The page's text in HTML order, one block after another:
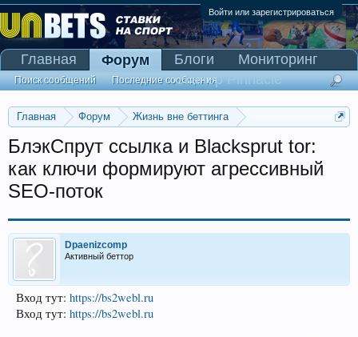
Войти или зарегистрироваться
Главная Форум
Жизнь вне беттинга
БлэкСпрут ссылка и Blacksprut tor:
как ключи формируют агрессивный
SEO-поток
Dpaenizcomp
Активный беттор
Вход тут: https://bs2webl.ru
Вход тут: https://bs2webl.ru
Главная Форум
Поиск сообщений Последние сообщения
Блоги
Мониторинг
Сканер Pinnacle